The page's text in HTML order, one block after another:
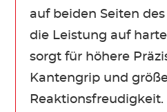
auf beiden Seiten
die Leistung auf
sorgt für höhere
Kantengrip und
Reaktionsfreudigkeit.